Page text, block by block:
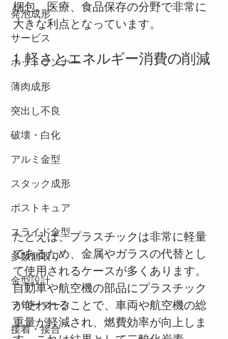
発泡成形
サービス
ホットランナー
薄肉成形
突出し不良
破壊・白化
アルミ金型
スタック成形
ポストキュア
スライド金型
多数個取り
金型設計
フローマーク
接着・接合
梱包、医療、食品保存の分野で非常に
大きな利点となっています。
1. 軽さとエネルギー消費の削減
たとえば、プラスチックは非常に軽量
であるため、金属やガラスの代替とし
て使用されるケースが多くあります。
自動車や航空機の部品にプラスチック
が使われることで、車両や航空機の総
重量が軽減され、燃費効率が向上しま